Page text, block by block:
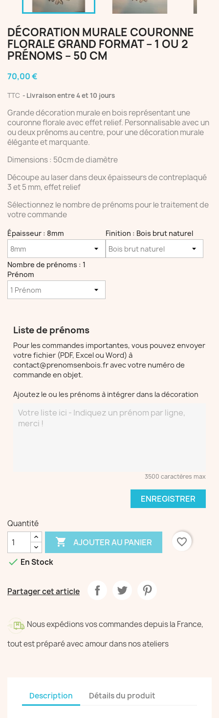
DÉCORATION MURALE COURONNE
FLORALE GRAND FORMAT – 1 OU 2
PRÉNOMS – 50 CM
70,00 €
TTC Livraison entre 4 et 10 jours
Grande décoration murale en bois représentant une
couronne florale avec effet relief. Personnalisable avec un
ou deux prénoms au centre, pour une décoration murale
élégante et marquante.
Dimensions : 50cm de diamètre
Découpe au laser dans deux épaisseurs de contreplaqué
3 et 5 mm, effet relief
Sélectionnez le nombre de prénoms pour le traitement de
votre commande
Épaisseur : 8mm Finition : Bois brut naturel
Nombre de prénoms : 1
Prénom
Liste de prénoms
Pour les commandes importantes, vous pouvez envoyer
votre fichier (PDF, Excel ou Word) à
contact@prenomsenbois.fr avec votre numéro de
commande en objet.
Ajoutez le ou les prénoms à intégrer dans la décoration
3500 caractères max
ENREGISTRER
Quantité
 AJOUTER AU PANIER
favorite_border
 En Stock
Partager cet article
Nous expédions vos commandes depuis la France,
tout est préparé avec amour dans nos ateliers
Description Détails du produit